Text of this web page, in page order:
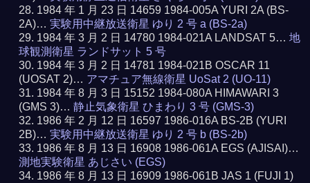
1984 年 1 月 23 日 14659 1984-005A YURI 2A (BS-
2A)…実験用中継放送衛星 ゆり 2 号 a (BS-2a)
1984 年 3 月 2 日 14780 1984-021A LANDSAT 5…地
球観測衛星 ランドサット 5 号
1984 年 3 月 2 日 14781 1984-021B OSCAR 11
(UOSAT 2)… アマチュア無線衛星 UoSat 2 (UO-11)
1984 年 8 月 3 日 15152 1984-080A HIMAWARI 3
(GMS 3)…静止気象衛星 ひまわり 3 号 (GMS-3)
1986 年 2 月 12 日 16597 1986-016A BS-2B (YURI
2B)…実験用中継放送衛星 ゆり 2 号 b (BS-2b)
1986 年 8 月 13 日 16908 1986-061A EGS (AJISAI)…
測地実験衛星 あじさい (EGS)
1986 年 8 月 13 日 16909 1986-061B JAS 1 (FUJI 1)